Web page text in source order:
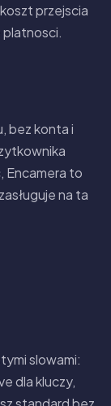
przejscia
platnosci.
bez konta i
Encamera to
na ta
slowami:
dla kluczy,